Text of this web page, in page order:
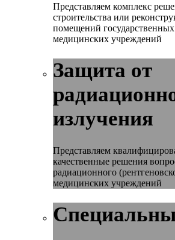
Представляем комплекс
строительства или
помещений
медицинских учреждений
Защита от
излучения
Представляем
качественные решения
радиационного
медицинских учреждений